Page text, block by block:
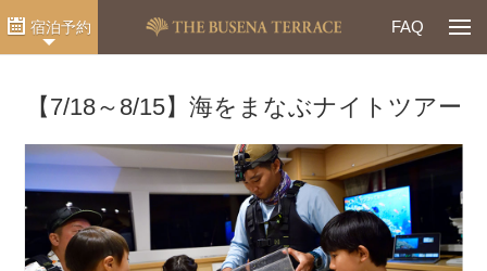
FAQ
【7/18～8/15】海をまなぶナイトツアー
宿泊予約